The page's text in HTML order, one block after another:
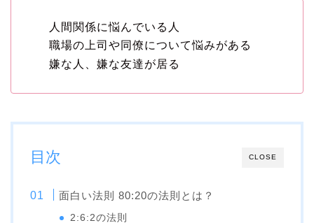
人間関係に悩んでいる人
職場の上司や同僚について悩みがある
嫌な人、嫌な友達が居る
CLOSE
目次
面白い法則 80:20の法則とは？
2:6:2の法則